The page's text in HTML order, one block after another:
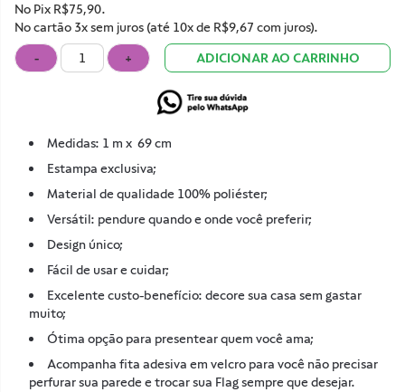
No Pix R$75,90.
No cartão 3x sem juros (até 10x de R$9,67 com juros).
-
+ ADICIONAR AO CARRINHO
Medidas: 1 m x 69 cm
Estampa exclusiva;
Material de qualidade 100% poliéster;
Versátil: pendure quando e onde você preferir;
Design único;
Fácil de usar e cuidar;
Excelente custo-benefício: decore sua casa sem gastar
muito;
Ótima opção para presentear quem você ama;
Acompanha fita adesiva em velcro para você não precisar
perfurar sua parede e trocar sua Flag sempre que desejar.